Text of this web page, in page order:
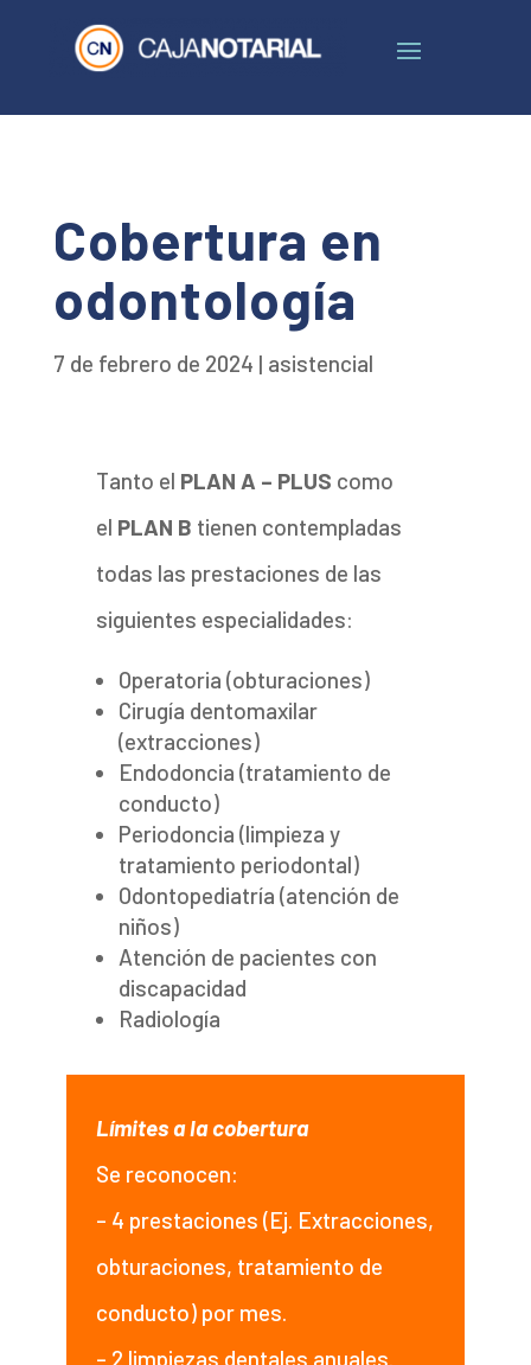
Cobertura en
odontología
7 de febrero de 2024 | asistencial
Tanto el PLAN A – PLUS como
el PLAN B tienen contempladas
todas las prestaciones de las
siguientes especialidades:
Operatoria (obturaciones)
Cirugía dentomaxilar
(extracciones)
Endodoncia (tratamiento de
conducto)
Periodoncia (limpieza y
tratamiento periodontal)
Odontopediatría (atención de
niños)
Atención de pacientes con
discapacidad
Radiología
Límites a la cobertura
Se reconocen:
– 4 prestaciones (Ej. Extracciones,
obturaciones, tratamiento de
conducto) por mes.
– 2 limpiezas dentales anuales.